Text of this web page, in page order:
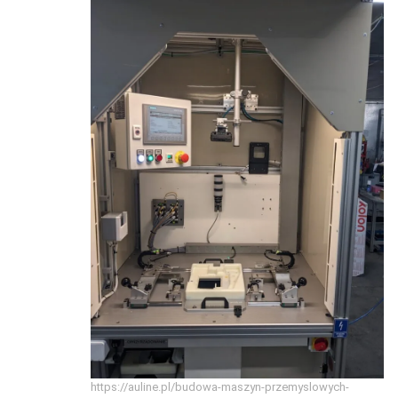
https://auline.pl/budowa-maszyn-przemyslowych-